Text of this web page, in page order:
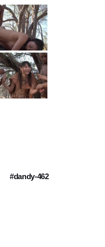
#dandy-462